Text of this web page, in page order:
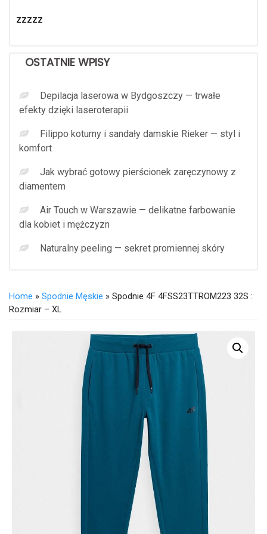
zzzzz
OSTATNIE WPISY
Depilacja laserowa w Bydgoszczy — trwałe
efekty dzięki laseroterapii
Filippo koturny i sandały damskie Rieker — styl i
komfort
Jak wybrać gotowy pierścionek zaręczynowy z
diamentem
Air Touch w Warszawie — delikatne farbowanie
dla kobiet i mężczyzn
Naturalny peeling — sekret promiennej skóry
Home » Spodnie Męskie » Spodnie 4F 4FSS23TTROM223 32S :
Rozmiar – XL